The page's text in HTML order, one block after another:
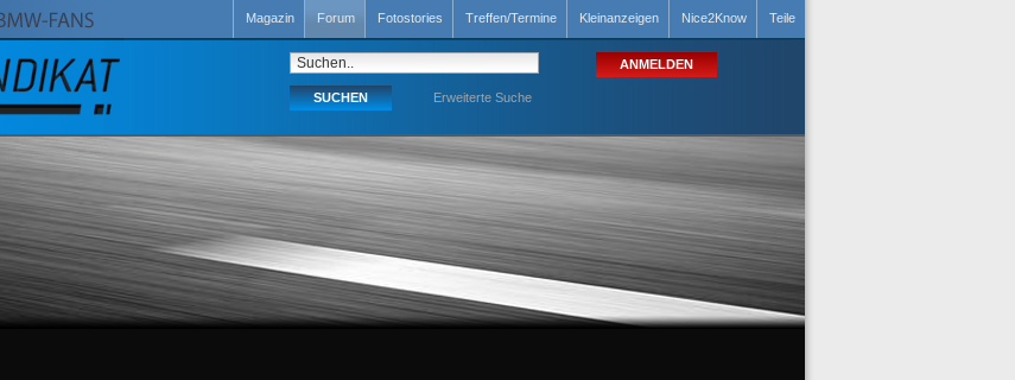
Magazin Forum Fotostories Treffen/Termine Kleinanzeigen Nice2Know Teile
Erweiterte Suche